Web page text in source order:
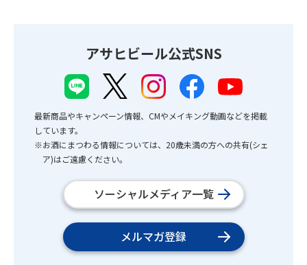
アサヒビール公式SNS
最新商品やキャンペーン情報、CMやメイキング動画などを掲載
しています。
※お酒にまつわる情報については、20歳未満の方への共有(シェ
ア)はご遠慮ください。
ソーシャルメディア一覧
メルマガ登録